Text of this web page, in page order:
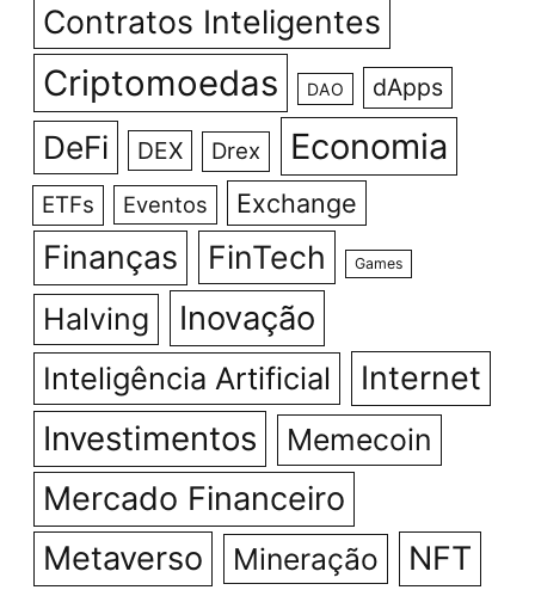
Contratos Inteligentes
Criptomoedas DAO dApps
DeFi DEX Drex Economia
ETFs Eventos Exchange
Finanças FinTech Games
Halving Inovação
Inteligência Artificial Internet
Investimentos Memecoin
Mercado Financeiro
Metaverso
Mineração NFT